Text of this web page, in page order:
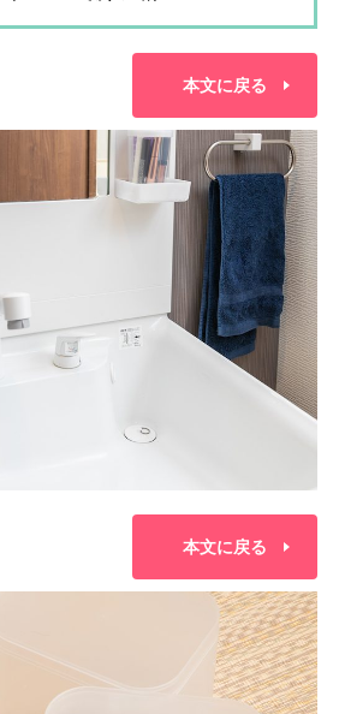
本文に戻る
本文に戻る